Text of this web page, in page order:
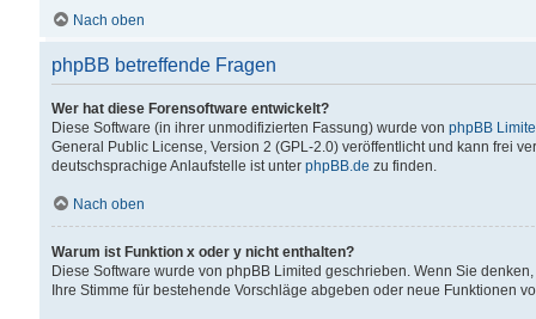
Nach oben
phpBB betreffende Fragen
Wer hat diese Forensoftware entwickelt?
Diese Software (in ihrer unmodifizierten Fassung) wurde von phpBB
General Public License, Version 2 (GPL-2.0) veröffentlicht und kann frei
deutschsprachige Anlaufstelle ist unter phpBB.de zu finden.
Nach oben
Warum ist Funktion x oder y nicht enthalten?
Diese Software wurde von phpBB Limited geschrieben. Wenn Sie
Ihre Stimme für bestehende Vorschläge abgeben oder neue Funktionen